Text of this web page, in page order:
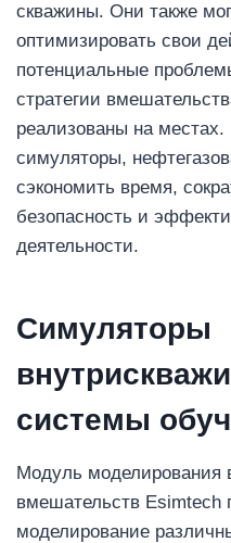
скважины. Они также
оптимизировать свои
потенциальные
стратегии
реализованы на местах.
симуляторы,
сэкономить время,
безопасность и
деятельности.
Симуляторы
системы
Модуль моделирования
вмешательств Esimtech
моделирование